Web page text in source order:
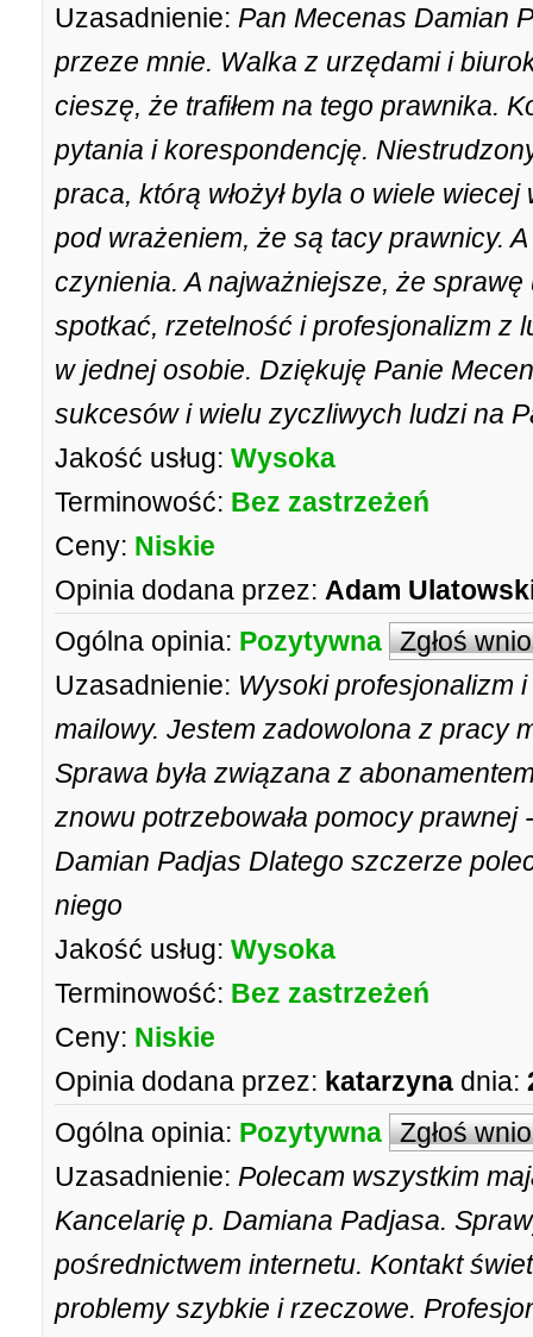
Uzasadnienie: Pan Mecenas Damian
przeze mnie. Walka z urzędami i
cieszę, że trafiłem na tego prawnika.
pytania i korespondencję.
praca, którą włożył byla o wiele
pod wrażeniem, że są tacy prawnicy.
czynienia. A najważniejsze, że
spotkać, rzetelność i profesjonalizm z
w jednej osobie. Dziękuję Panie
sukcesów i wielu zyczliwych ludzi na
Jakość usług: Wysoka
Terminowość: Bez zastrzeżeń
Ceny: Niskie
Opinia dodana przez: Adam
Ogólna opinia: Pozytywna Zgłoś
Uzasadnienie: Wysoki profesjonalizm
mailowy. Jestem zadowolona z pracy
Sprawa była związana z
znowu potrzebowała pomocy
Damian Padjas Dlatego szczerze
niego
Jakość usług: Wysoka
Terminowość: Bez zastrzeżeń
Ceny: Niskie
Opinia dodana przez: katarzyna dnia:
Ogólna opinia: Pozytywna Zgłoś
Uzasadnienie: Polecam wszystkim
Kancelarię p. Damiana Padjasa.
pośrednictwem internetu. Kontakt
problemy szybkie i rzeczowe.